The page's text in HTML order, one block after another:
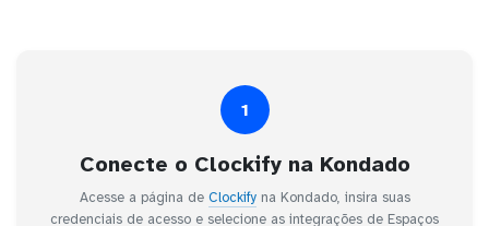
1
Conecte o Clockify na Kondado
Acesse a página de Clockifyna Kondado, insira suas
credenciais de acesso e selecione as integrações de Espaços